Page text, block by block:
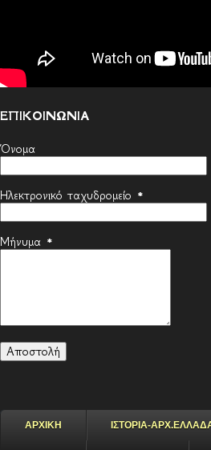
ΕΠΙΚΟΙΝΩΝΙΑ
Όνομα
Ηλεκτρονικό ταχυδρομείο *
Μήνυμα *
ΑΡΧΙΚΗ ΙΣΤΟΡΙΑ-